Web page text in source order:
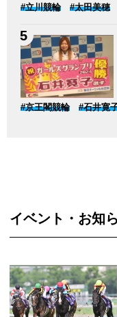
#立川競輪 #太田美穂
#京王閣競輪 #石井寛
イベント・お知